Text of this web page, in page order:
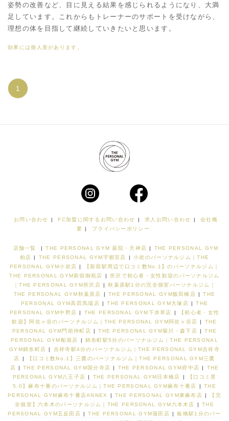
姿勢の改善など、目に見える結果を感じられるようになり、大満
足しています。これからもトレーナーのサポートを受けながら、
理想の体を目指して継続していきたいと思います。
効果には個人差があります。
1
お問い合わせ | FC加盟に関するお問い合わせ | 求人お問い合わせ |
会社概
要 | プライバシーポリシー
店舗一覧 | THE PERSONAL GYM 薬院・天神店 |
THE PERSONAL GYM
柏店 | THE PERSONAL GYM宇都宮店 |
小岩のパーソナルジム｜THE
PERSONAL GYM小岩店 |
【新宿駅周辺で口コミ数No.1】のパーソナルジム｜
THE PERSONAL GYM新宿御苑店
|
所沢で初心者・女性歓迎のパーソナルジム
｜THE PERSONAL GYM所沢店 |
秋葉原駅1分の完全個室パーソナルジム｜
THE PERSONAL GYM秋葉原店
| THE PERSONAL GYM飯田橋店 |
THE
PERSONAL GYM高田馬場店 | THE PERSONAL GYM大塚店 |
THE
PERSONAL GYM中野店 | THE PERSONAL GYM下井草店 |
【初心者・女性
歓迎】阿佐ヶ谷のパーソナルジム｜THE PERSONAL GYM阿佐ヶ谷店 |
THE
PERSONAL GYM門前仲町店 | THE PERSONAL GYM菊川・森下店 |
THE
PERSONAL GYM船堀店
|
錦糸町駅5分のパーソナルジム｜THE PERSONAL
GYM錦糸町店 |
吉祥寺駅4分のパーソナルジム｜THE PERSONAL GYM吉祥寺
店
|
【口コミ数No.1】三鷹のパーソナルジム｜THE PERSONAL GYM三鷹
店 | THE PERSONAL GYM国分寺店 | THE PERSONAL GYM府中店 |
THE
PERSONAL GYM八王子店 | THE PERSONAL GYM日本橋店 |
【口コミ星
5.0】麻布十番のパーソナルジム｜THE PERSONAL GYM麻布十番店
|
THE
PERSONAL GYM麻布十番店ANNEX
| THE PERSONAL GYM東麻布店 |
【完
全個室】六本木のパーソナルジム｜THE PERSONAL GYM六本木店
|
THE
PERSONAL GYM五反田店 | THE PERSONAL GYM蒲田店 |
板橋駅1分のパー